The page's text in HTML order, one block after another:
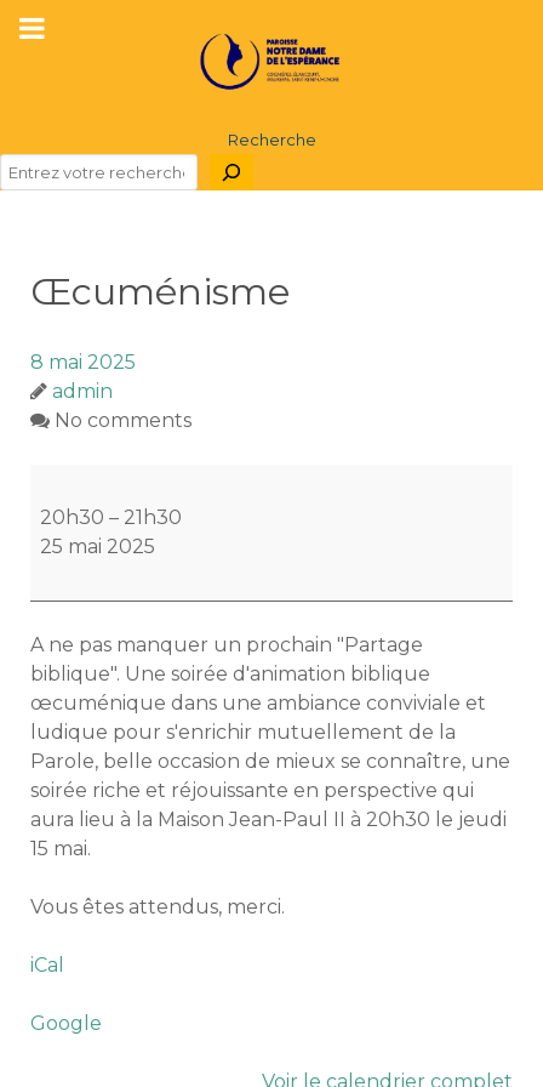
Recherche
Œcuménisme
8 mai 2025
admin
No comments
20h30 – 21h30
25 mai 2025
A ne pas manquer un prochain "Partage
biblique". Une soirée d'animation biblique
œcuménique dans une ambiance conviviale et
ludique pour s'enrichir mutuellement de la
Parole, belle occasion de mieux se connaître, une
soirée riche et réjouissante en perspective qui
aura lieu à la Maison Jean-Paul II à 20h30 le jeudi
15 mai.
Vous êtes attendus, merci.
iCal
Google
Voir le calendrier complet